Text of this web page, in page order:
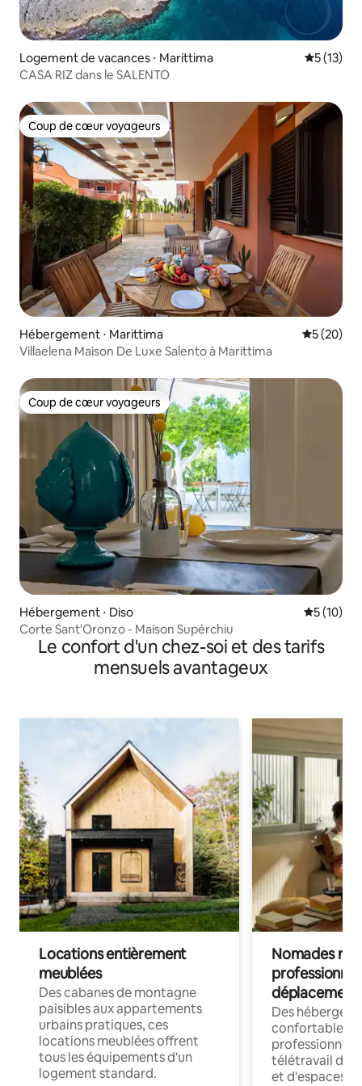
Logement de vacances ⋅ Marittima
5 (13)
CASA RIZ dans le SALENTO
Coup de cœur voyageurs
Coup de cœur voyageurs
Hébergement ⋅ Marittima
5 (20)
Villaelena Maison De Luxe Salento à Marittima
Coup de cœur voyageurs
Coup de cœur voyageurs
Hébergement ⋅ Diso
5 (10)
Corte Sant'Oronzo - Maison Supérchiu
Le confort d'un chez-soi et des tarifs
mensuels avantageux
Locations entièrement
meublées
Des cabanes de montagne
paisibles aux appartements
urbains pratiques, ces
locations meublées offrent
tous les équipements d'un
logement standard.
Nomades
déplacement
Des
confortables
professionnels
télétravail
et d'espaces